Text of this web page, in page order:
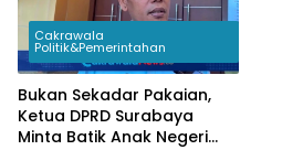
Cakrawala
Politik&Pemerintahan
Bukan Sekadar Pakaian,
Ketua DPRD Surabaya
Minta Batik Anak Negeri